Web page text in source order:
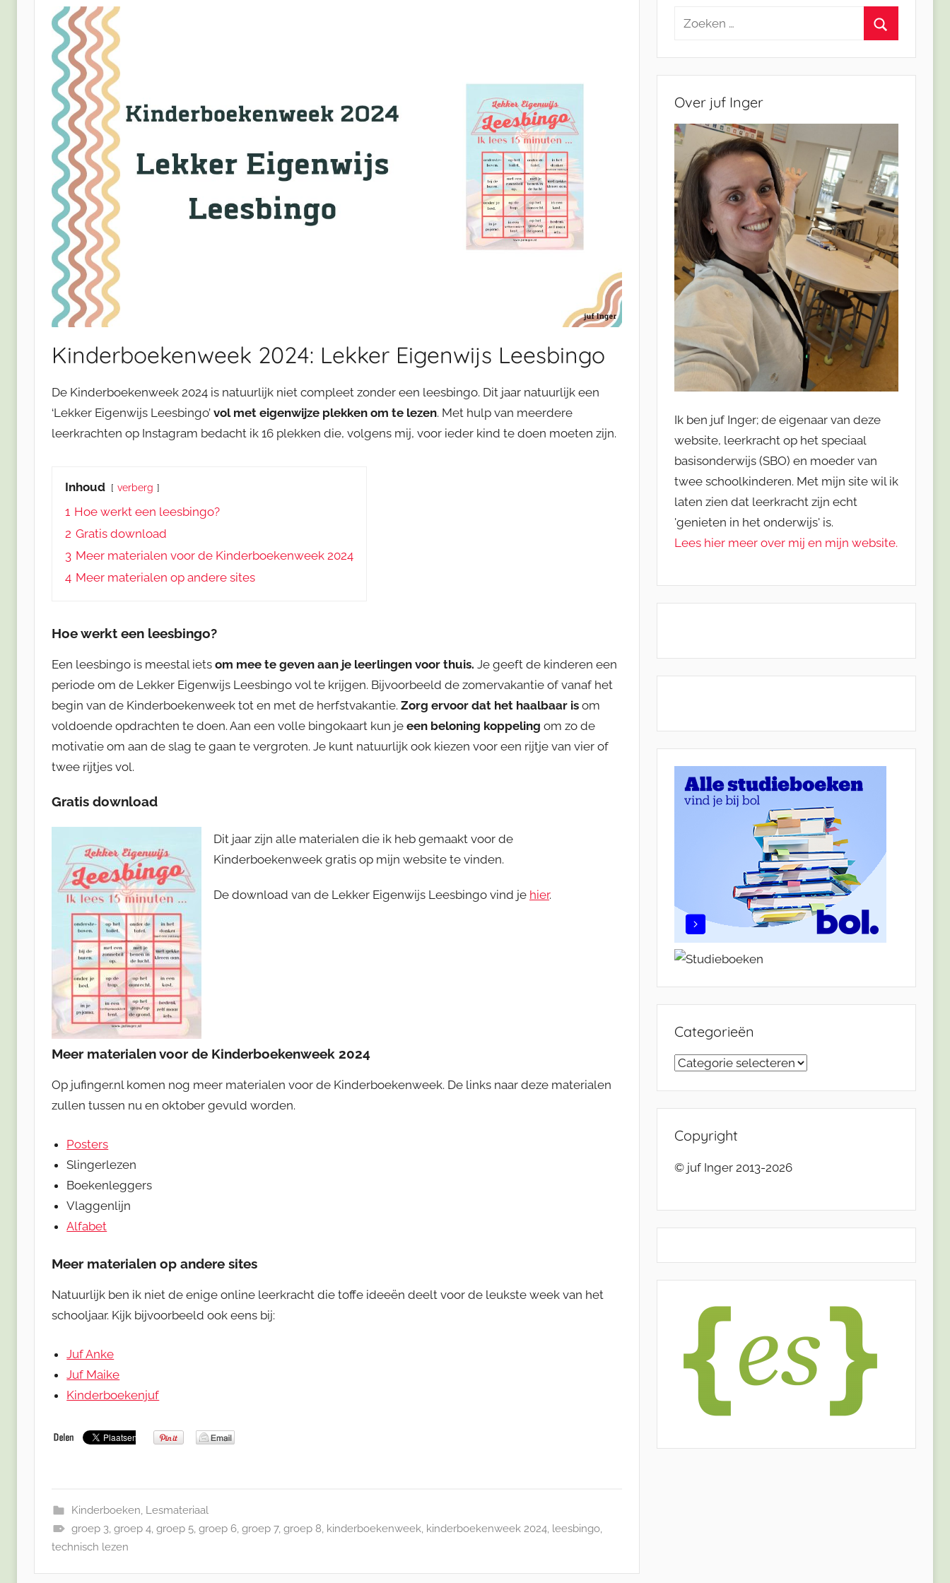
Kinderboekenweek 2024: Lekker Eigenwijs Leesbingo
De Kinderboekenweek 2024 is natuurlijk niet compleet zonder een leesbingo. Dit jaar natuurlijk een
‘Lekker Eigenwijs Leesbingo’ vol met eigenwijze plekken om te lezen. Met hulp van meerdere
leerkrachten op Instagram bedacht ik 16 plekken die, volgens mij, voor ieder kind te doen moeten zijn.
Inhoud verberg
1 Hoe werkt een leesbingo?
2 Gratis download
3 Meer materialen voor de Kinderboekenweek 2024
4 Meer materialen op andere sites
Hoe werkt een leesbingo?
Een leesbingo is meestal iets om mee te geven aan je leerlingen voor thuis. Je geeft de kinderen een
periode om de Lekker Eigenwijs Leesbingo vol te krijgen. Bijvoorbeeld de zomervakantie of vanaf het
begin van de Kinderboekenweek tot en met de herfstvakantie. Zorg ervoor dat het haalbaar is om
voldoende opdrachten te doen. Aan een volle bingokaart kun je een beloning koppeling om zo de
motivatie om aan de slag te gaan te vergroten. Je kunt natuurlijk ook kiezen voor een rijtje van vier of
twee rijtjes vol.
Gratis download
Dit jaar zijn alle materialen die ik heb gemaakt voor de
Kinderboekenweek gratis op mijn website te vinden.
De download van de Lekker Eigenwijs Leesbingo vind je hier.
Meer materialen voor de Kinderboekenweek 2024
Op jufinger.nl komen nog meer materialen voor de Kinderboekenweek. De links naar deze materialen
zullen tussen nu en oktober gevuld worden.
Posters
Slingerlezen
Boekenleggers
Vlaggenlijn
Alfabet
Meer materialen op andere sites
Natuurlijk ben ik niet de enige online leerkracht die toffe ideeën deelt voor de leukste week van het
schooljaar. Kijk bijvoorbeeld ook eens bij:
Juf Anke
Juf Maike
Kinderboekenjuf
Kinderboeken, Lesmateriaal
groep 3, groep 4, groep 5, groep 6, groep 7, groep 8, kinderboekenweek, kinderboekenweek 2024, leesbingo,
technisch lezen
Zoeken
Over juf Inger
Ik ben juf Inger; de eigenaar van deze
website, leerkracht op het speciaal
basisonderwijs (SBO) en moeder van
twee schoolkinderen. Met mijn site wil ik
laten zien dat leerkracht zijn echt
'genieten in het onderwijs' is.
Lees hier meer over mij en mijn website.
Categorieën
Categorieën
Copyright
© juf Inger 2013-2026